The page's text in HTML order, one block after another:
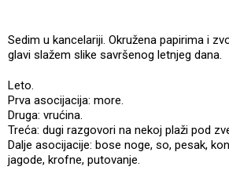
Sedim u kancelariji. Okružena papirima i
glavi slažem slike savršenog letnjeg dana.
Leto.
Prva asocijacija: more.
Druga: vrućina.
Treća: dugi razgovori na nekoj plaži pod
Dalje asocijacije: bose noge, so, pesak,
jagode, krofne, putovanje.